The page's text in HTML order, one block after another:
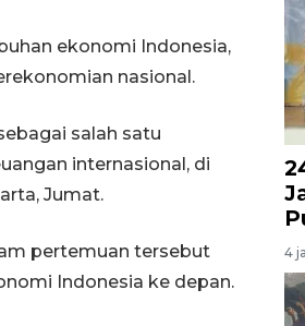
ekonomi Indonesia,
nasional.
salah satu
internasional, di
Jumat.
pertemuan tersebut
Indonesia ke depan.
4